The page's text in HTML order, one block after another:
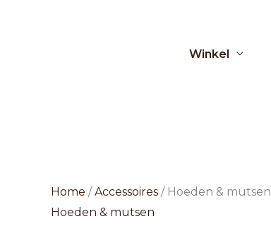
Winkel
Home /Accessoires / Hoeden & mutsen
Hoeden & mutsen